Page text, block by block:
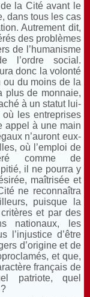
de la Cité avant le
dans tous les cas
Autrement dit,
des problèmes
de l’humanisme
l’ordre social.
donc la volonté
ou du moins de la
plus de monnaie,
à un statut lui-
les entreprises
appel à une main
n’auront eux-
où l’emploi de
comme de
il ne pourra y
maîtrisée et
ne reconnaîtra
puisque la
et par des
nationaux, les
l’injustice d’être
d’origine et de
et que,
français de
patriote, quel